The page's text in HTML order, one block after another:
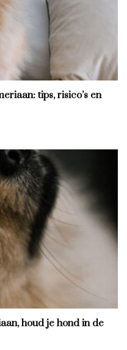
tips, risico’s en
houd je hond in de